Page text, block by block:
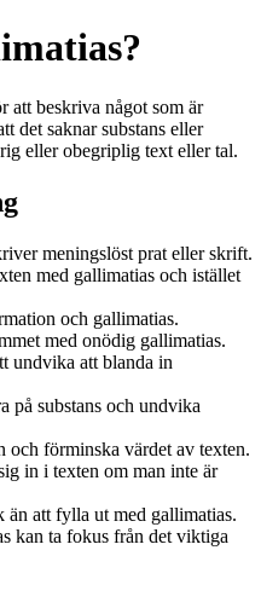
att beskriva något som är
det saknar substans eller
eller obegriplig text eller tal.
meningslöst prat eller skrift.
med gallimatias och istället
och gallimatias.
med onödig gallimatias.
undvika att blanda in
på substans och undvika
och förminska värdet av texten.
in i texten om man inte är
än att fylla ut med gallimatias.
kan ta fokus från det viktiga